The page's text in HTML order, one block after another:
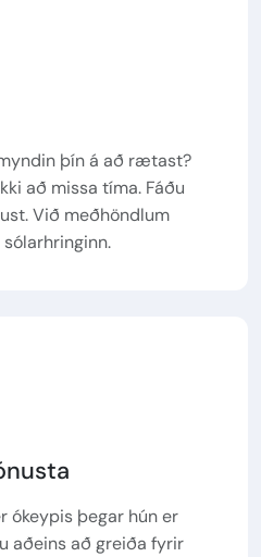
þín á að rætast?
að missa tíma. Fáðu
Við meðhöndlum
ókeypis þegar hún er
aðeins að greiða fyrir